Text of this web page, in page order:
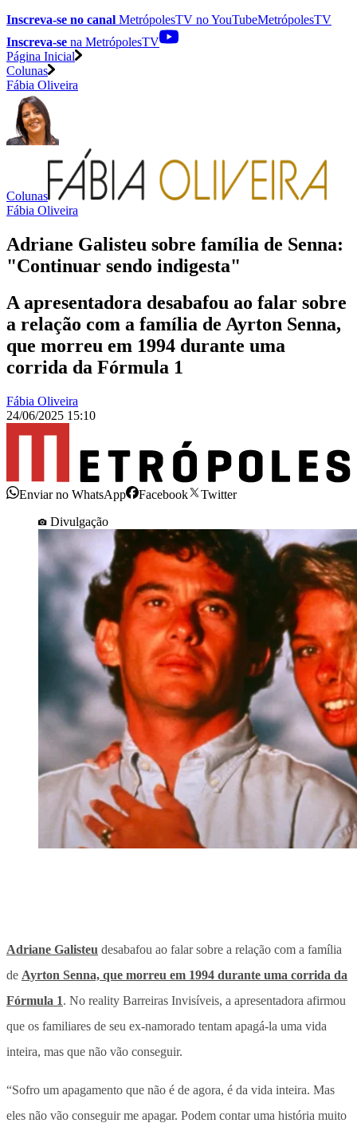
Inscreva-se no canal MetrópolesTV noYouTubeMetrópolesTV
Inscreva-se na MetrópolesTV
Página Inicial
Colunas
Fábia Oliveira
Colunas
Fábia Oliveira
Adriane Galisteu sobre família de Senna:
"Continuar sendo indigesta"
A apresentadora desabafou ao falar sobre
a relação com a família de Ayrton Senna,
que morreu em 1994 durante uma
corrida da Fórmula 1
Fábia Oliveira
24/06/2025 15:10
Enviar no WhatsApp Facebook
Twitter
Divulgação
Adriane Galisteu desabafou ao falar sobre a relação com a família
de Ayrton Senna, que morreu em 1994 durante uma corrida da
Fórmula 1. No reality Barreiras Invisíveis, a apresentadora afirmou
que os familiares de seu ex-namorado tentam apagá-la uma vida
inteira, mas que não vão conseguir.
“Sofro um apagamento que não é de agora, é da vida inteira. Mas
eles não vão conseguir me apagar. Podem contar uma história muito